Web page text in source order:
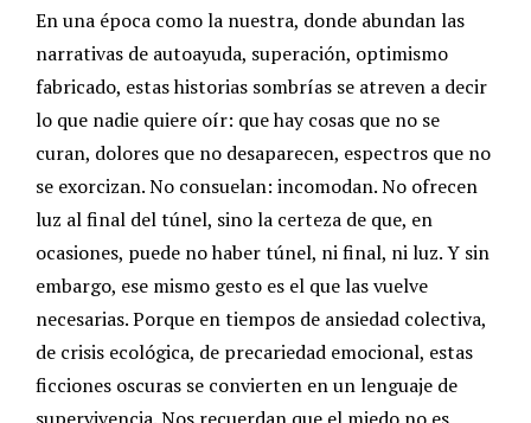
En una época como la nuestra, donde abundan las
narrativas de autoayuda, superación, optimismo
fabricado, estas historias sombrías se atreven a decir
lo que nadie quiere oír: que hay cosas que no se
curan, dolores que no desaparecen, espectros que no
se exorcizan.No consuelan: incomodan. No ofrecen
luz al final del túnel, sino la certeza de que, en
ocasiones, puede no haber túnel, ni final, ni luz. Y sin
embargo, ese mismo gesto es el que las vuelve
necesarias. Porque en tiempos de ansiedad colectiva,
de crisis ecológica, de precariedad emocional, estas
ficciones oscuras se convierten en un lenguaje de